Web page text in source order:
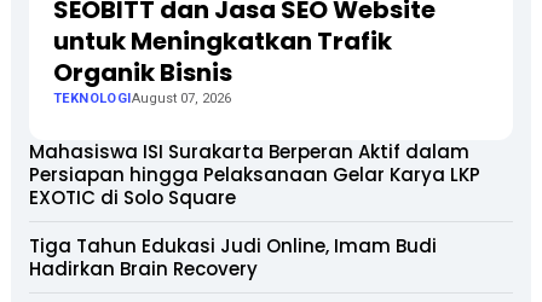
SEOBITT dan Jasa SEO Website
untuk Meningkatkan Trafik
Organik Bisnis
TEKNOLOGIAugust 07, 2026
Mahasiswa ISI Surakarta Berperan Aktif dalam
Persiapan hingga Pelaksanaan Gelar Karya LKP
EXOTIC di Solo Square
Tiga Tahun Edukasi Judi Online, Imam Budi
Hadirkan Brain Recovery